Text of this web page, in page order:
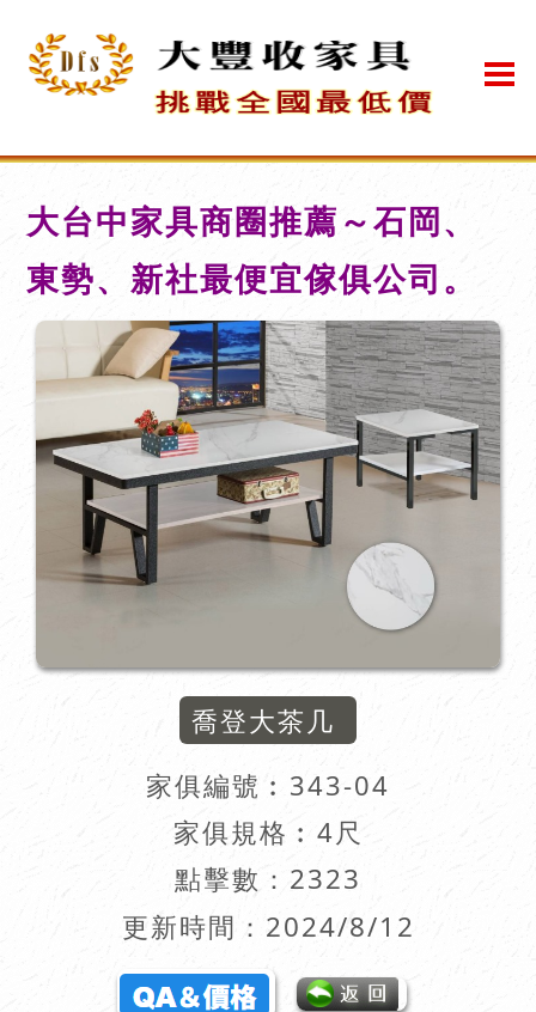
大台中家具商圈推薦～石岡、
東勢、新社最便宜傢俱公司。
喬登大茶几
家俱編號︰ 343-04
家俱規格︰4尺
點擊數：2323
更新時間：2024/8/12